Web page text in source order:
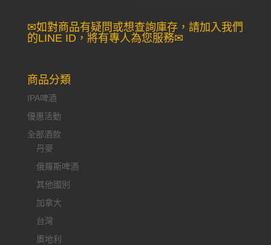
✉如對商品有疑問或想查詢庫存，請加入我們
的LINE ID，將有專人為您服務✉
商品分類
IPA啤酒
優惠活動
全部酒款
丹麥
俄羅斯啤酒
其他國別
加拿大
台灣
奧地利